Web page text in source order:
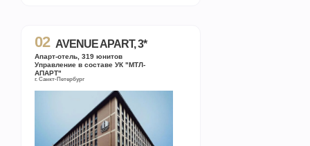
AVENUE APART, 3*
Апарт-отель, 319 юнитов
Управление в составе УК "МТЛ-
АПАРТ"
г. Санкт-Петербург
02